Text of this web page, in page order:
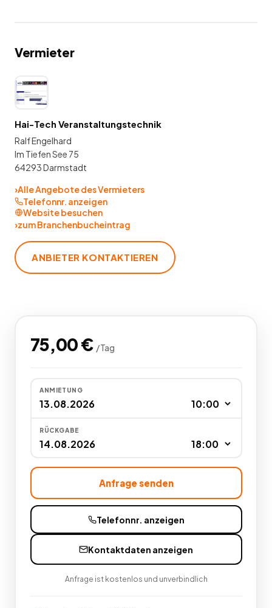
Vermieter
Hai-Tech Veranstaltungstechnik
Ralf Engelhard
Im Tiefen See 75
64293 Darmstadt
›Alle Angebote des Vermieters
Telefonnr. anzeigen
Website besuchen
›zum Branchenbucheintrag
ANBIETER KONTAKTIEREN
75,00€ /Tag
ANMIETUNG
RÜCKGABE
Anfrage senden
Telefonnr. anzeigen
Kontaktdaten anzeigen
Anfrage ist kostenlos und unverbindlich